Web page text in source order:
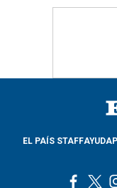
EL PAÍS STAFFAYUDA